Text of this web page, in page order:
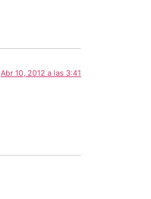
Abr 10, 2012 a las 3:41